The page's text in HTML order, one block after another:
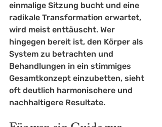
einmalige Sitzung bucht und eine
radikale Transformation erwartet,
wird meist enttäuscht. Wer
hingegen bereit ist, den Körper als
System zu betrachten und
Behandlungen in ein stimmiges
Gesamtkonzept einzubetten, sieht
oft deutlich harmonischere und
nachhaltigere Resultate.